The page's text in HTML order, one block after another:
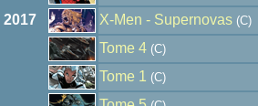
2017
X-Men - Supernovas (C)
Tome 4 (C)
Tome 1
(C)